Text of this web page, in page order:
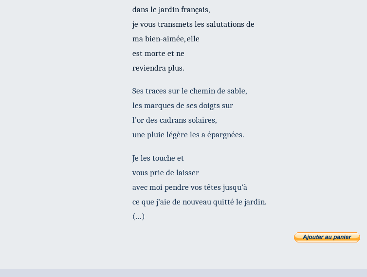
dans le jardin français,
je vous transmets les salutations de
ma bien-aimée, elle
est morte et ne
reviendra plus.
Ses traces sur le chemin de sable,
les marques de ses doigts sur
l’or des cadrans solaires,
une pluie légère les a épargnées.
Je les touche et
vous prie de laisser
avec moi pendre vos têtes jusqu’à
ce que j’aie de nouveau quitté le jardin.
(...)